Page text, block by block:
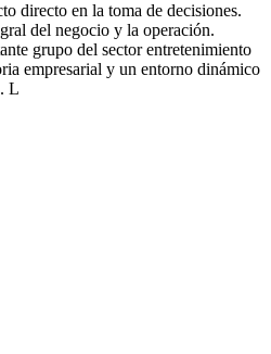
directo en la toma de decisiones.
del negocio y la operación.
grupo del sector entretenimiento
empresarial y un entorno dinámico
L